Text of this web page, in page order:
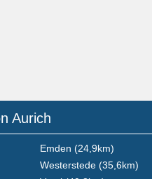
Aurich
Emden (24,9km)
Westerstede (35,6km)